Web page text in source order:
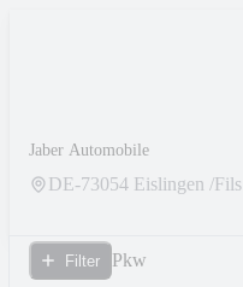
Jaber Automobile
DE-73054 Eislingen /Fils
Filter Pkw